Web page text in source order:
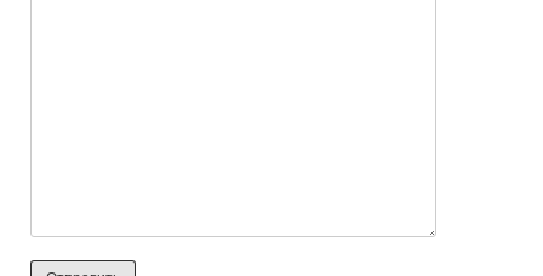
2026 лет назад